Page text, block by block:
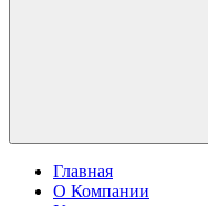
Главная
О Компании